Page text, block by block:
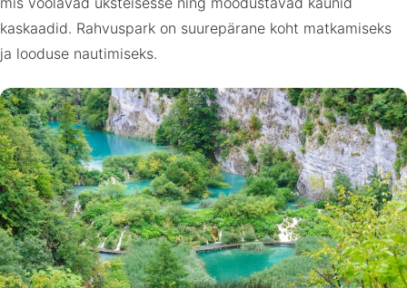
kaskaadid. Rahvuspark on suurepärane koht matkamiseks
ja looduse nautimiseks.